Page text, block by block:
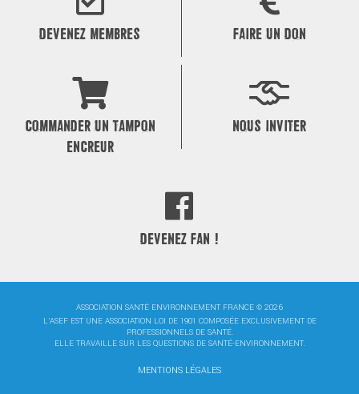
DEVENEZ MEMBRES FAIRE UN DON
COMMANDER UN TAMPON
ENCREUR
NOUS INVITER
DEVENEZ FAN !
ASSOCIATION SANTÉ ENVIRONNEMENT FRANCE © 2026
L'ASEF EST UNE ASSOCIATION LOI DE 1901 COMPOSÉE EXCLUSIVEMENT DE
PROFESSIONNELS DE SANTÉ.
ELLE TRAVAILLE SUR LES QUESTIONS DE SANTÉ-ENVIRONNEMENT.
MENTIONS LÉGALES